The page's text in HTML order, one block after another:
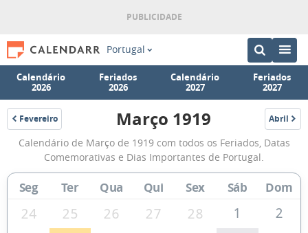
Portugal
Calendário
2026
Feriados
2026
Calendário
2027
Feriados
2027
Fevereiro
1919
Calendário
de
Março
de
1919
Março 1919 Abril
1919
Calendário de Março de 1919 com todos os Feriados, Datas
Comemorativas e Dias Importantes de Portugal.
Seg Ter Qua Qui Sex Sáb Dom
24 25 26 27 28 1
2